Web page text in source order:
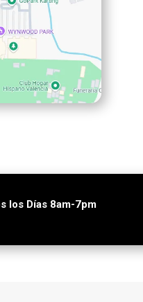
los Días 8am-7pm